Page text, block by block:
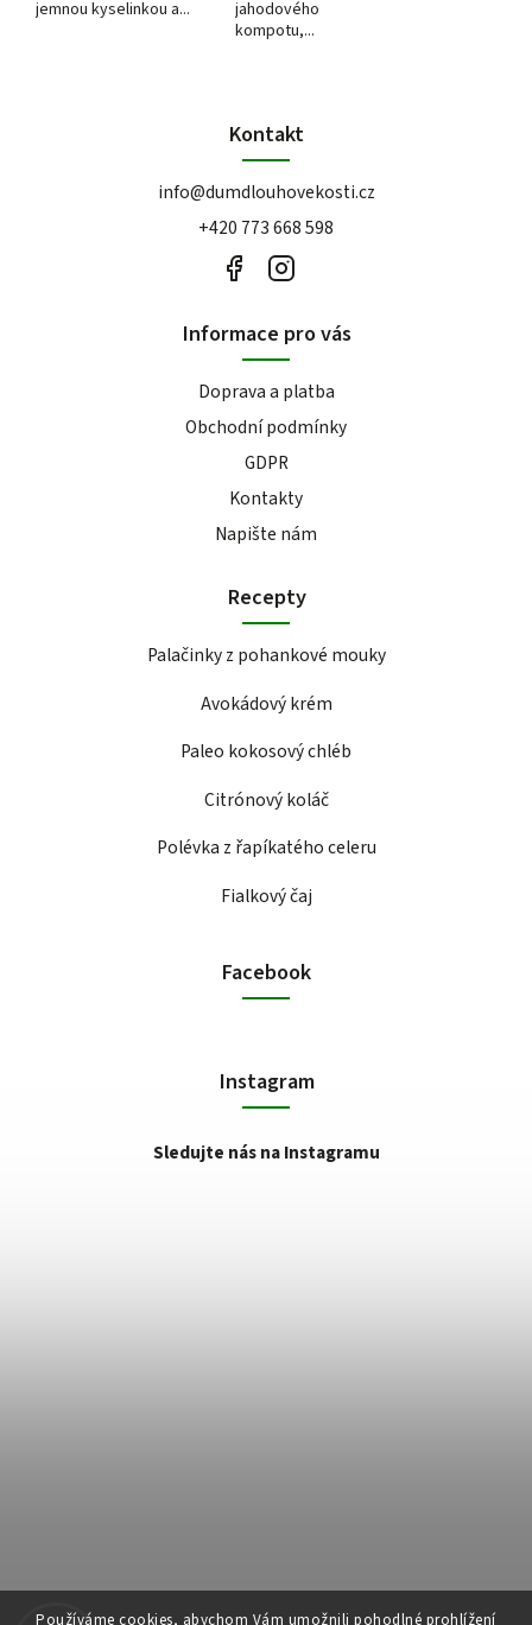
Používáme cookies, abychom Vám umožnili pohodlné prohlížení
jemnou kyselinkou a...
jahodového
kompotu,...
Kontakt
info@dumdlouhovekosti.cz
+420 773 668 598
Informace pro vás
Doprava a platba
Obchodní podmínky
GDPR
Kontakty
Napište nám
Recepty
Palačinky z pohankové mouky
Avokádový krém
Paleo kokosový chléb
Citrónový koláč
Polévka z řapíkatého celeru
Fialkový čaj
Facebook
Instagram
Sledujte nás na Instagramu